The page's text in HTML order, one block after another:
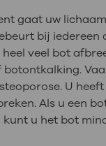
gaat uw
bij iedereen
veel bot
U
Als u een
kunt u het bot